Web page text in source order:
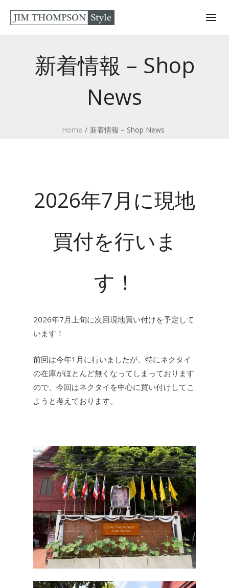
新着情報 – Shop
News
Home / 新着情報 – Shop News
2026年7月に現地
買付を行いま
す！
2026年7月上旬に次回現地買い付けを予定して
います！
前回は今年1月に行いましたが、特にネクタイ
の在庫がほとんど無くなってしまっております
ので、今回はネクタイを中心に買い付けしてこ
ようと考えております。